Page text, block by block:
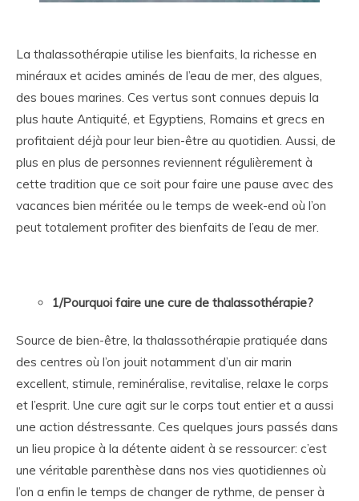
La thalassothérapie utilise les bienfaits, la richesse en
minéraux et acides aminés de l’eau de mer, des algues,
des boues marines. Ces vertus sont connues depuis la
plus haute Antiquité, et Egyptiens, Romains et grecs en
profitaient déjà pour leur bien-être au quotidien. Aussi, de
plus en plus de personnes reviennent régulièrement à
cette tradition que ce soit pour faire une pause avec des
vacances bien méritée ou le temps de week-end où l’on
peut totalement profiter des bienfaits de l’eau de mer.
1/Pourquoi faire une cure de thalassothérapie?
Source de bien-être, la thalassothérapie pratiquée dans
des centres où l’on jouit notamment d’un air marin
excellent, stimule, reminéralise, revitalise, relaxe le corps
et l’esprit. Une cure agit sur le corps tout entier et a aussi
une action déstressante. Ces quelques jours passés dans
un lieu propice à la détente aident à se ressourcer: c’est
une véritable parenthèse dans nos vies quotidiennes où
l’on a enfin le temps de changer de rythme, de penser à